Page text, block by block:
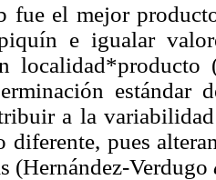
fue el mejor
e igualar
localidad*producto
estándar
a la
diferente, pues
(Hernández-Verdugo